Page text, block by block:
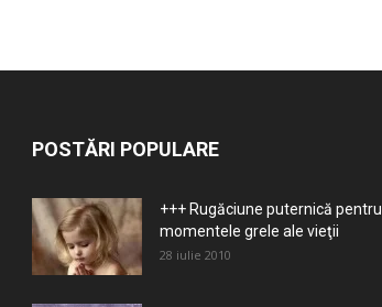
POSTĂRI POPULARE
+++ Rugăciune puternică pentru
momentele grele ale vieţii
28 iulie 2010